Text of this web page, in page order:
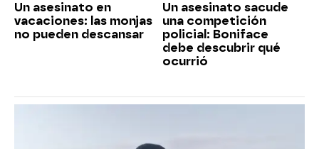
Un asesinato en
vacaciones: las monjas
no pueden descansar
Un asesinato sacude
una competición
policial: Boniface
debe descubrir qué
ocurrió